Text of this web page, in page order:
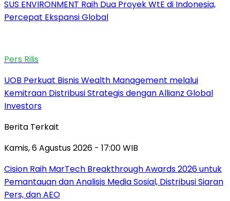
SUS ENVIRONMENT Raih Dua Proyek WtE di Indonesia,
Percepat Ekspansi Global
Pers Rilis
UOB Perkuat Bisnis Wealth Management melalui
Kemitraan Distribusi Strategis dengan Allianz Global
Investors
Berita Terkait
Kamis, 6 Agustus 2026 - 17:00 WIB
Cision Raih MarTech Breakthrough Awards 2026 untuk
Pemantauan dan Analisis Media Sosial, Distribusi Siaran
Pers, dan AEO